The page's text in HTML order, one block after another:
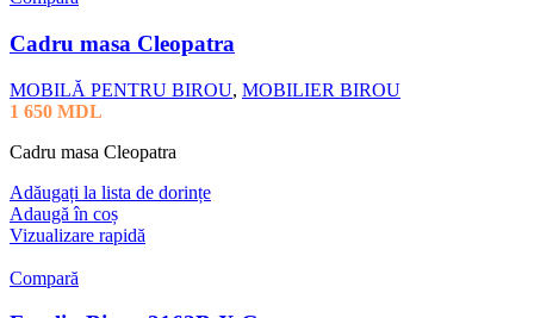
Cadru masa Cleopatra
MOBILĂ PENTRU BIROU, MOBILIER BIROU
1 650 MDL
Cadru masa Cleopatra
Adăugați la lista de dorințe
Adaugă în coș
Vizualizare rapidă
Compară